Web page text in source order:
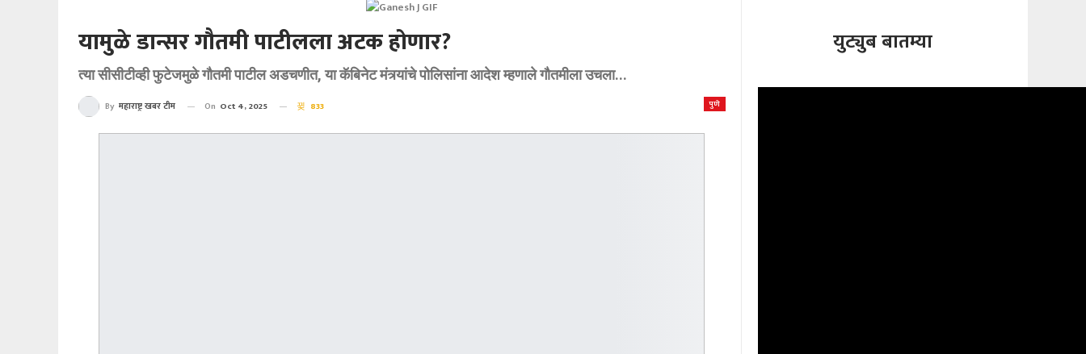
यामुळे डान्सर गौतमी पाटीलला अटक होणार?
त्या सीसीटीव्ही फुटेजमुळे गौतमी पाटील अडचणीत, या कॅबिनेट मंत्र्यांचे पोलिसांना आदेश म्हणाले गौतमीला उचला...
पुणे
By महाराष्ट्र खबर टीम On Oct 4, 2025 833
युट्युब बातम्या